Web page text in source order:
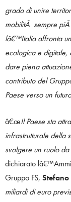
grado di unire
mobilitÃ sempre
lâ€™Italia affronta
ecologica e digitale,
dare piena
contributo del
Paese verso un
â€œIl Paese sta
infrastrutturale della
svolgere un ruolo
dichiarato
Gruppo FS,
miliardi di euro